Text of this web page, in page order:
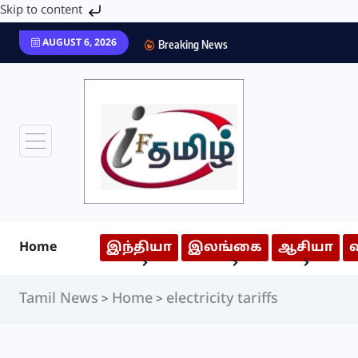
Skip to content
AUGUST 6, 2026 Breaking News
Home இந்தியா இலங்கை ஆசியா
Tamil News > Home > electricity tariffs